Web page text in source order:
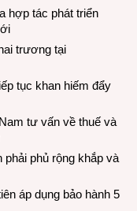
hợp tác phát triển
trương tại
tục khan hiếm đẩy
tư vấn về thuế và
phải phủ rộng khắp và
áp dụng bảo hành 5